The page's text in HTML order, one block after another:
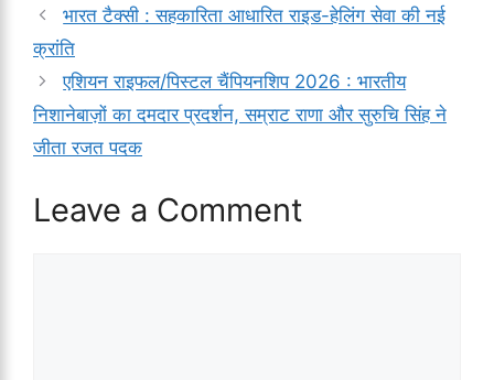
भारत टैक्सी : सहकारिता आधारित राइड-हेलिंग सेवा की नई
क्रांति
एशियन राइफल/पिस्टल चैंपियनशिप 2026 : भारतीय
निशानेबाज़ों का दमदार प्रदर्शन, सम्राट राणा और सुरुचि सिंह ने
जीता रजत पदक
Leave a Comment